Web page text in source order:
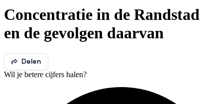
Concentratie in de Randstad
en de gevolgen daarvan
Delen
Wil je betere cijfers halen?